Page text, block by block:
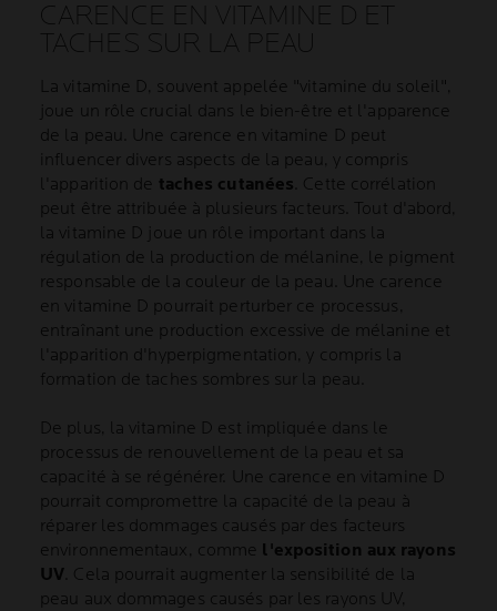
CARENCE EN VITAMINE D ET
TACHES SUR LA PEAU
La vitamine D, souvent appelée "vitamine du soleil",
joue un rôle crucial dans le bien-être et l'apparence
de la peau. Une carence en vitamine D peut
influencer divers aspects de la peau, y compris
l'apparition de taches cutanées . Cette corrélation
peut être attribuée à plusieurs facteurs. Tout d'abord,
la vitamine D joue un rôle important dans la
régulation de la production de mélanine, le pigment
responsable de la couleur de la peau. Une carence
en vitamine D pourrait perturber ce processus,
entraînant une production excessive de mélanine et
l'apparition d'hyperpigmentation, y compris la
formation de taches sombres sur la peau.
De plus, la vitamine D est impliquée dans le
processus de renouvellement de la peau et sa
capacité à se régénérer. Une carence en vitamine D
pourrait compromettre la capacité de la peau à
réparer les dommages causés par des facteurs
environnementaux, comme l'exposition aux rayons
UV . Cela pourrait augmenter la sensibilité de la
peau aux dommages causés par les rayons UV,